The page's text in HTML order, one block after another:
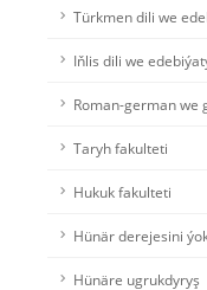
Türkmen dili we
Iňlis dili we
Roman-german we
Taryh fakulteti
Hukuk fakulteti
Hünär derejesini
Hünäre ugrukdyryş